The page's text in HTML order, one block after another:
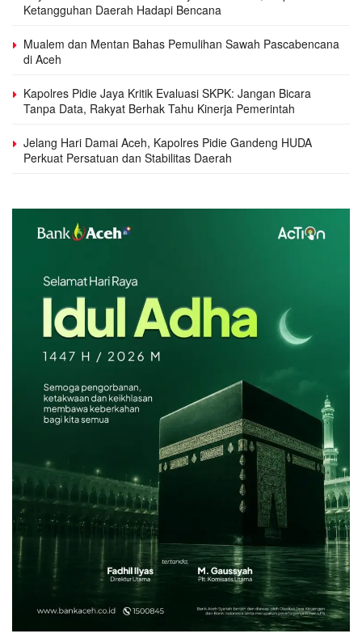
Ketangguhan Daerah Hadapi Bencana
Mualem dan Mentan Bahas Pemulihan Sawah Pascabencana
di Aceh
Kapolres Pidie Jaya Kritik Evaluasi SKPK: Jangan Bicara
Tanpa Data, Rakyat Berhak Tahu Kinerja Pemerintah
Jelang Hari Damai Aceh, Kapolres Pidie Gandeng HUDA
Perkuat Persatuan dan Stabilitas Daerah